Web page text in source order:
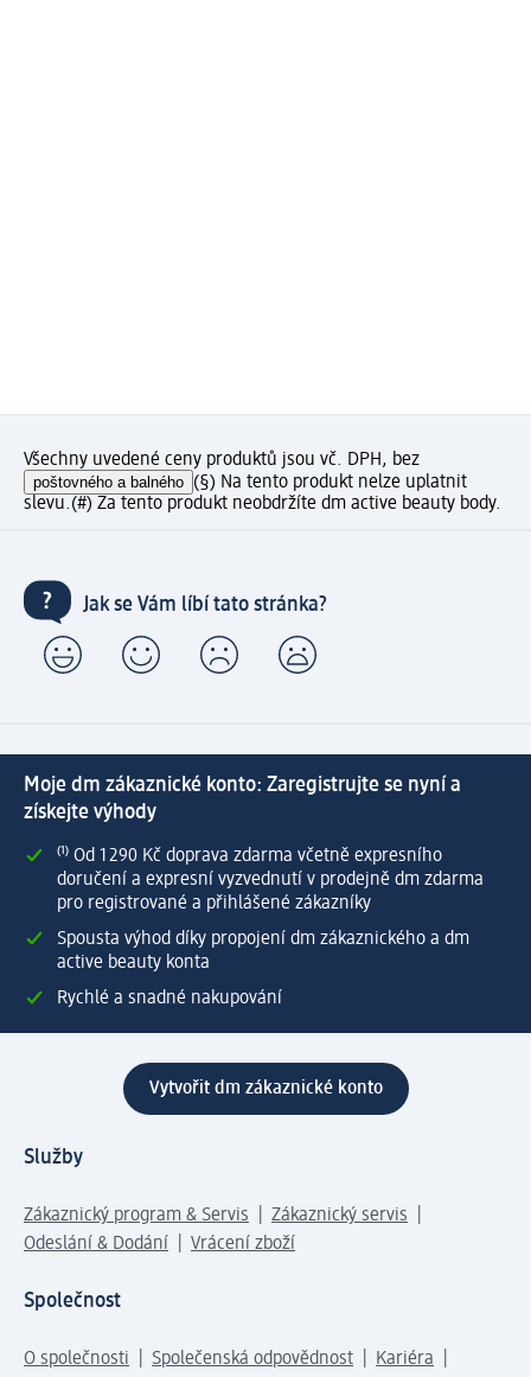
Všechny uvedené ceny produktů jsou vč. DPH, bez
poštovného a balného (§) Na tento produkt nelze uplatnit
slevu.(#) Za tento produkt neobdržíte dm active beauty body.
Jak se Vám líbí tato stránka?
Moje dm zákaznické konto: Zaregistrujte se nyní a
získejte výhody
⁽¹⁾ Od 1 290 Kč doprava zdarma včetně expresního
doručení a expresní vyzvednutí v prodejně dm zdarma
pro registrované a přihlášené zákazníky
Spousta výhod díky propojení dm zákaznického a dm
active beauty konta
Rychlé a snadné nakupování
Vytvořit dm zákaznické konto
Služby
Zákaznický program & Servis
Zákaznický servis
Odeslání & Dodání
Vrácení zboží
Společnost
O společnosti Společenská odpovědnost
Kariéra